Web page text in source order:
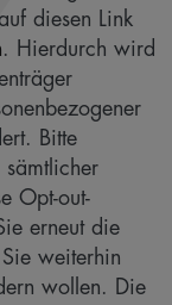
diesen Link
. Hierdurch wird
Bitte
sämtlicher
Opt-out-
erneut die
weiterhin
wollen. Die